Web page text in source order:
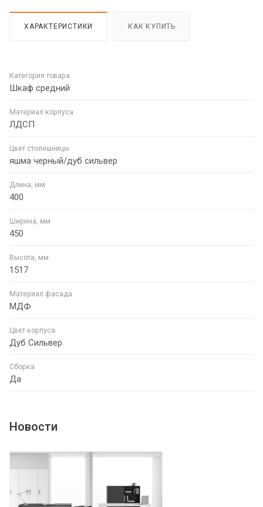
ХАРАКТЕРИСТИКИ КАК КУПИТЬ
Категория товара
Шкаф средний
Материал корпуса
ЛДСП
Цвет столешницы
яшма черный/дуб сильвер
Длина, мм
400
Ширина, мм
450
Высота, мм
1517
Материал фасада
МДФ
Цвет корпуса
Дуб Сильвер
Сборка
Да
Новости